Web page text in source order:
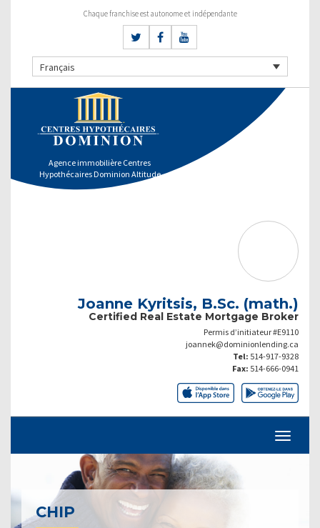
Chaque franchise est autonome et indépendante
Français
Agence immobilière Centres
Hypothécaires Dominion Altitude
Joanne Kyritsis, B.Sc. (math.)
Certified Real Estate Mortgage Broker
Permis d’initiateur #E9110
joannek@dominionlending.ca
Tel: 514-917-9328
Fax: 514-666-0941
CHIP